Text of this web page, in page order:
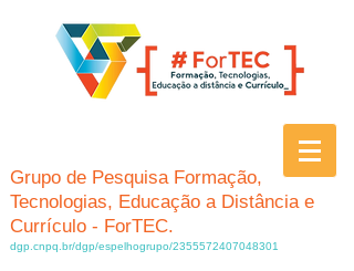
Grupo de Pesquisa Formação,
Tecnologias, Educação a Distância e
Currículo - ForTEC.
dgp.cnpq.br/dgp/espelhogrupo/2355572407048301